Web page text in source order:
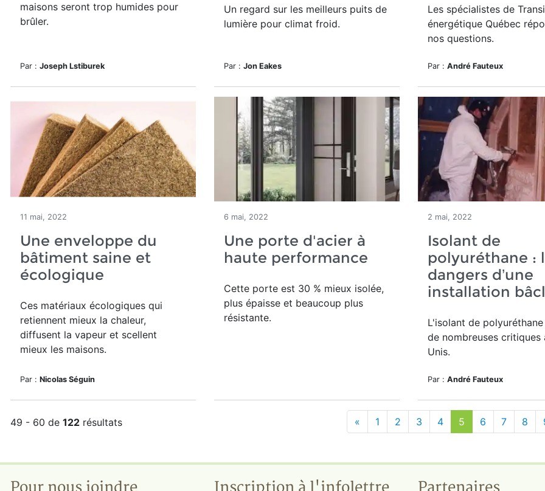
maisons seront trop humides pour
brûler.
Par : Joseph Lstiburek
Un regard sur les meilleurs puits de
lumière pour climat froid.
Par : Jon Eakes
Les spécialistes de
énergétique Québec
nos questions.
Par : André Fauteux
11 mai, 2022
Une enveloppe du
bâtiment saine et
écologique
Ces matériaux écologiques qui
retiennent mieux la chaleur,
diffusent la vapeur et scellent
mieux les maisons.
Par : Nicolas Séguin
6 mai, 2022
Une porte d'acier à
haute performance
Cette porte est 30 % mieux isolée,
plus épaisse et beaucoup plus
résistante.
2 mai, 2022
Isolant de
polyuréthane :
dangers d’une
installation
L'isolant de
de nombreuses critiques
Unis.
Par : André Fauteux
49 - 60 de 122 résultats « 1 2 3 4 5 6 7 8